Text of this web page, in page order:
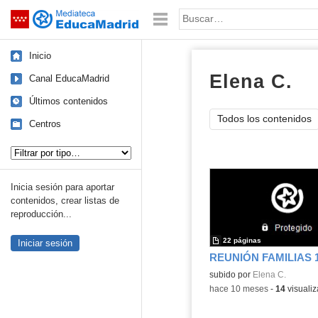
Saltar navegación Palabra o frase:
Inicio
Canal EducaMadrid
Últimos contenidos
Centros
Inicia sesión para aportar
contenidos, crear listas de
reproducción...
Iniciar sesión
Elena C.
Todos los contenidos
Contenido educativo.
subido por Elena C.
22 páginas
-hace 10 meses- 14